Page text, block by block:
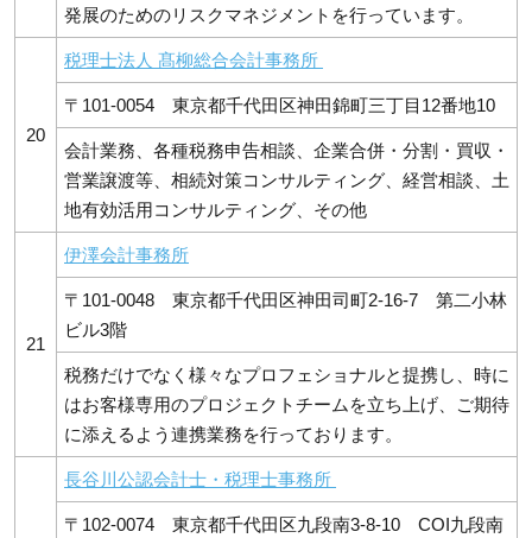
発展のためのリスクマネジメントを行っています。
20
税理士法人 髙柳総合会計事務所
〒101-0054 東京都千代田区神田錦町三丁目12番地10
会計業務、各種税務申告相談、企業合併・分割・買収・
営業譲渡等、相続対策コンサルティング、経営相談、土
地有効活用コンサルティング、その他
21
伊澤会計事務所
〒101-0048 東京都千代田区神田司町2-16-7 第二小林
ビル3階
税務だけでなく様々なプロフェショナルと提携し、時に
はお客様専用のプロジェクトチームを立ち上げ、ご期待
に添えるよう連携業務を行っております。
長谷川公認会計士・税理士事務所
〒102-0074 東京都千代田区九段南3-8-10 COI九段南